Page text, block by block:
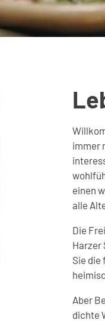
immer
einen
alle
Die
Harzer
Sie die
Aber
dichte